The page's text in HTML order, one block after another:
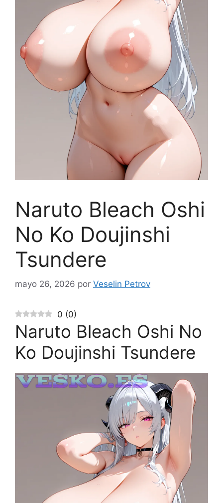
Naruto Bleach Oshi
No Ko Doujinshi
Tsundere
mayo 26, 2026 por Veselin Petrov
0 (0)
Naruto Bleach Oshi No
Ko Doujinshi Tsundere